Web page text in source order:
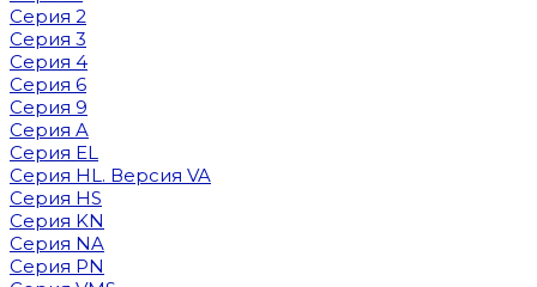
Серия 2
Серия 3
Серия 4
Серия 6
Серия 9
Серия A
Серия EL
Серия HL. Версия VA
Серия HS
Серия KN
Серия NA
Серия PN